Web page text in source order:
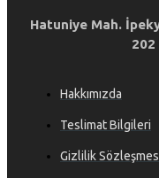
Hatuniye Mah.
202
Hakkımızda
Teslimat Bilgileri
Gizlilik